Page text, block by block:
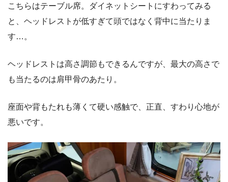
こちらはテーブル席。ダイネットシートにすわってみる
と、ヘッドレストが低すぎて頭ではなく背中に当たりま
す…。
ヘッドレストは高さ調節もできるんですが、最大の高さで
も当たるのは肩甲骨のあたり。
座面や背もたれも薄くて硬い感触で、正直、すわり心地が
悪いです。